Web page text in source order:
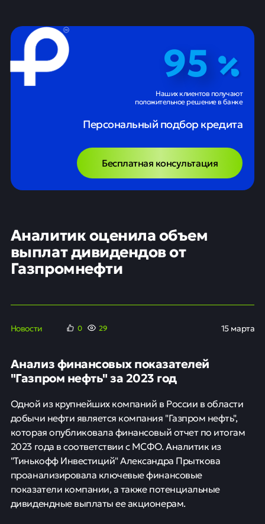
95
Наших клиентов получают
положительное решение в банке
Персональный подбор кредита
Бесплатная консультация
Аналитик оценила объем
выплат дивидендов от
Газпромнефти
Новости 0 29 15 марта
Анализ финансовых показателей
"Газпром нефть" за 2023 год
Одной из крупнейших компаний в России в области
добычи нефти является компания "Газпром нефть",
которая опубликовала финансовый отчет по итогам
2023 года в соответствии с МСФО. Аналитик из
"Тинькофф Инвестиций" Александра Прыткова
проанализировала ключевые финансовые
показатели компании, а также потенциальные
дивидендные выплаты ее акционерам.